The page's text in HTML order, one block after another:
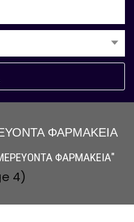
ΦΑΡΜΑΚΕΙΑ
ΦΑΡΜΑΚΕΙΑ"
4)